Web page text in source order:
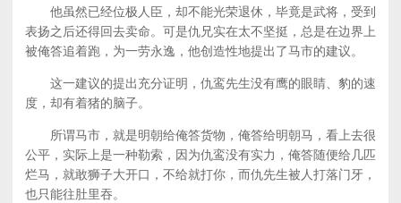
他虽然已经位极人臣，却不能光荣退休，毕竟是武将，受到
表扬之后还得回去卖命。可是仇兄实在太不坚挺，总是在边界上
被俺答追着跑，为一劳永逸，他创造性地提出了马市的建议。
这一建议的提出充分证明，仇鸾先生没有鹰的眼睛、豹的速
度，却有着猪的脑子。
所谓马市，就是明朝给俺答货物，俺答给明朝马，看上去很
公平，实际上是一种勒索，因为仇鸾没有实力，俺答随便给几匹
烂马，就敢狮子大开口，不给就打你，而仇先生被人打落门牙，
也只能往肚里吞。